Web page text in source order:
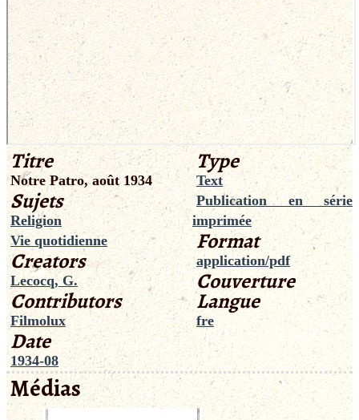
Titre
Notre Patro, août 1934
Sujets
Religion
Vie quotidienne
Creators
Lecocq, G.
Contributors
Filmolux
Date
1934-08
Type
Text
Publication en série
imprimée
Format
application/pdf
Couverture
Langue
fre
Médias